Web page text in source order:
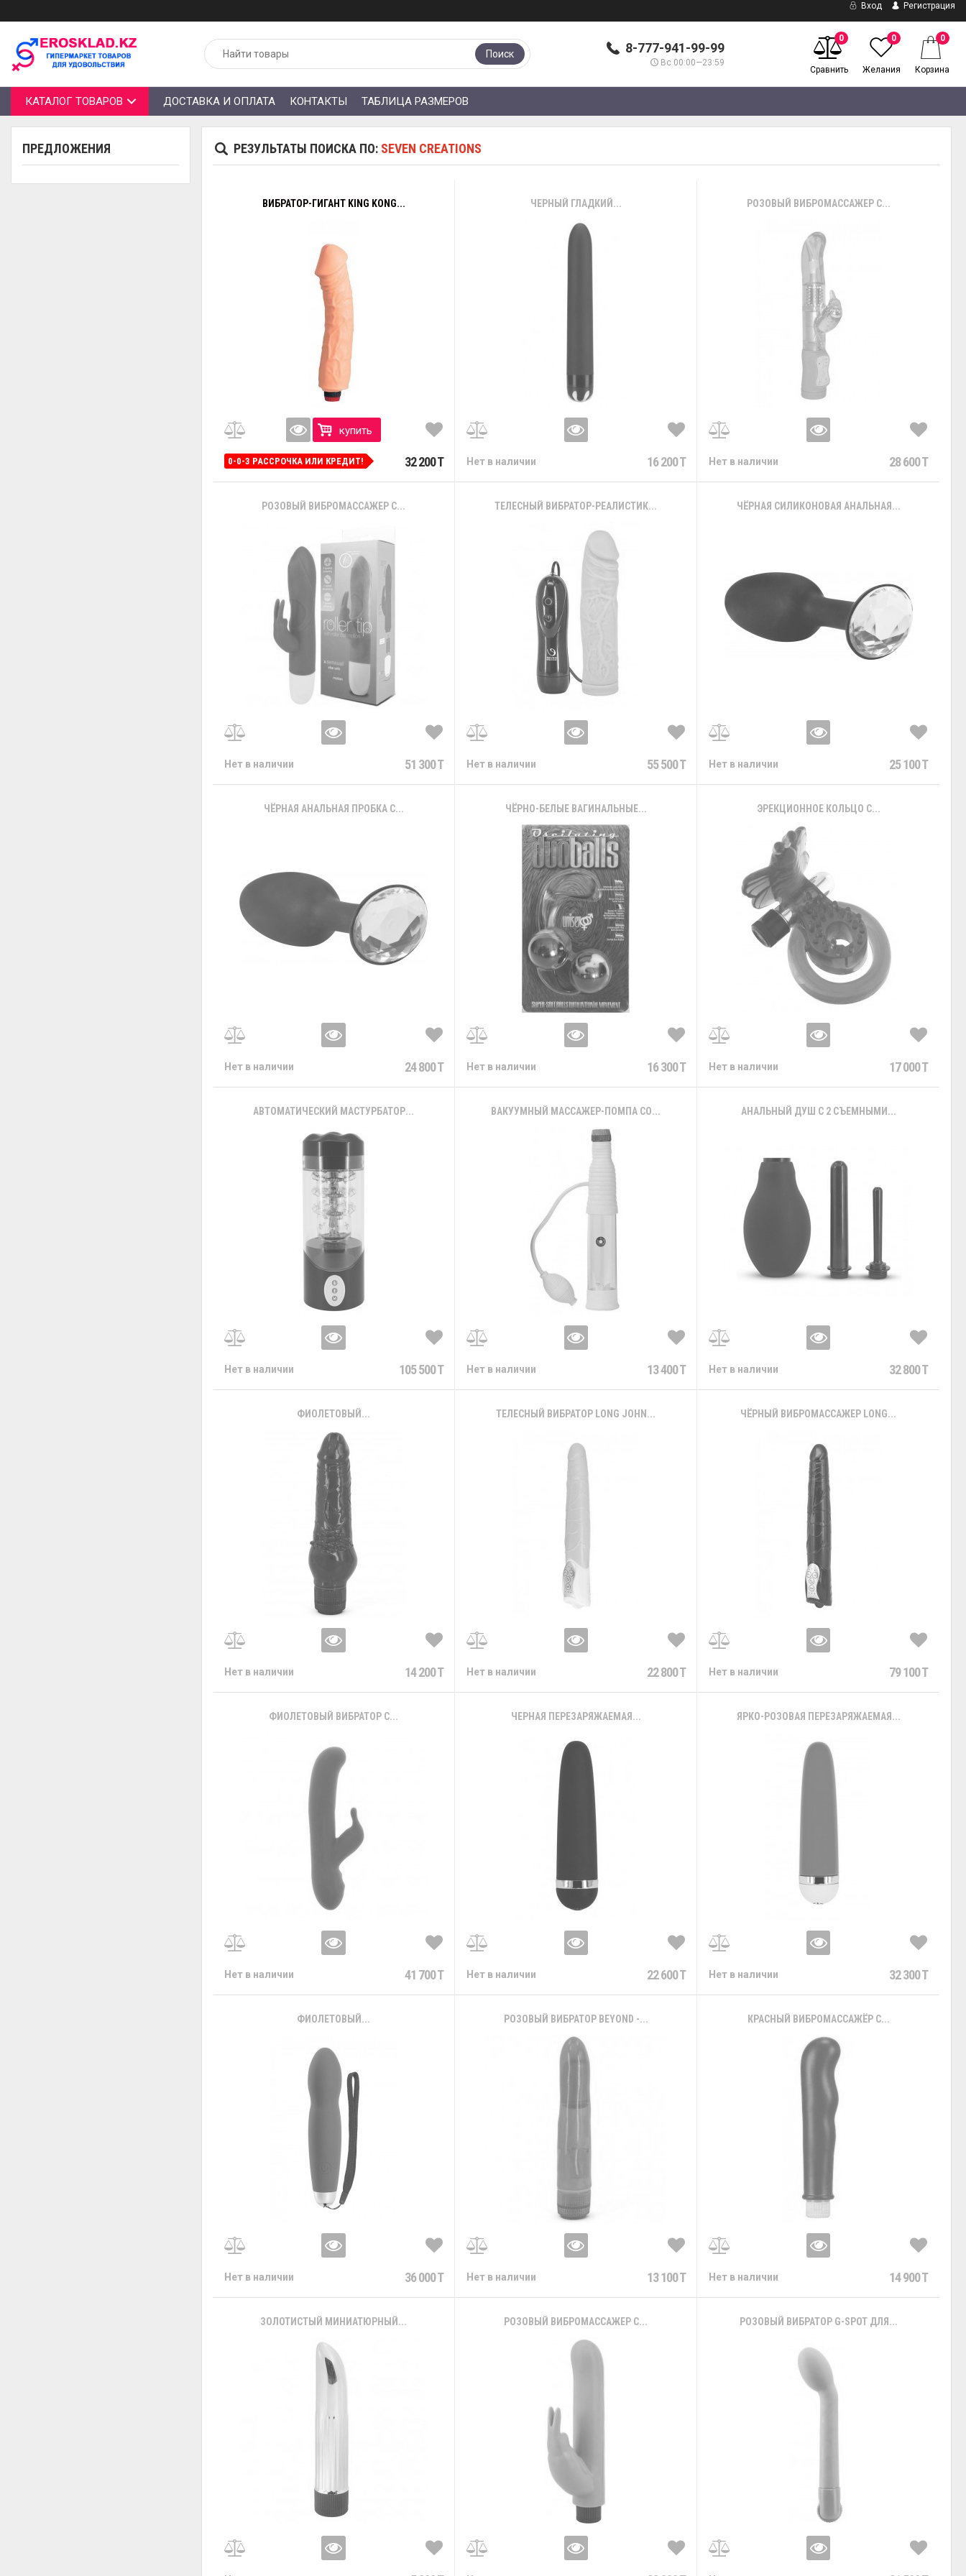
Вход Регистрация
8-777-941-99-99
Вс 00:00—23:59
Поиск
0
Сравнить
0
Желания
0
Корзина
КАТАЛОГ ТОВАРОВ ДОСТАВКА И ОПЛАТА КОНТАКТЫ ТАБЛИЦА РАЗМЕРОВ
ПРЕДЛОЖЕНИЯ РЕЗУЛЬТАТЫ ПОИСКА ПО: SEVEN CREATIONS
ВИБРАТОР-ГИГАНТ KING KONG...
купить
0-0-3 РАССРОЧКА ИЛИ КРЕДИТ! 32 200 T
ЧЕРНЫЙ ГЛАДКИЙ...
Нет в наличии 16 200 T
РОЗОВЫЙ ВИБРОМАССАЖЕР С...
Нет в наличии 28 600 T
РОЗОВЫЙ ВИБРОМАССАЖЕР С...
Нет в наличии 51 300 T
ТЕЛЕСНЫЙ ВИБРАТОР-РЕАЛИСТИК...
Нет в наличии 55 500 T
ЧЁРНАЯ СИЛИКОНОВАЯ АНАЛЬНАЯ...
Нет в наличии 25 100 T
ЧЁРНАЯ АНАЛЬНАЯ ПРОБКА С...
Нет в наличии 24 800 T
ЧЁРНО-БЕЛЫЕ ВАГИНАЛЬНЫЕ...
Нет в наличии 16 300 T
ЭРЕКЦИОННОЕ КОЛЬЦО С...
Нет в наличии 17 000 T
АВТОМАТИЧЕСКИЙ МАСТУРБАТОР...
Нет в наличии 105 500 T
ВАКУУМНЫЙ МАССАЖЕР-ПОМПА СО...
Нет в наличии 13 400 T
АНАЛЬНЫЙ ДУШ С 2 СЪЕМНЫМИ...
Нет в наличии 32 800 T
ФИОЛЕТОВЫЙ...
Нет в наличии 14 200 T
ТЕЛЕСНЫЙ ВИБРАТОР LONG JOHN...
Нет в наличии 22 800 T
ЧЁРНЫЙ ВИБРОМАССАЖЕР LONG...
Нет в наличии 79 100 T
ФИОЛЕТОВЫЙ ВИБРАТОР С...
Нет в наличии 41 700 T
ЧЕРНАЯ ПЕРЕЗАРЯЖАЕМАЯ...
Нет в наличии 22 600 T
ЯРКО-РОЗОВАЯ ПЕРЕЗАРЯЖАЕМАЯ...
Нет в наличии 32 300 T
ФИОЛЕТОВЫЙ...
Нет в наличии 36 000 T
РОЗОВЫЙ ВИБРАТОР BEYOND -...
Нет в наличии 13 100 T
КРАСНЫЙ ВИБРОМАССАЖЁР С...
Нет в наличии 14 900 T
ЗОЛОТИСТЫЙ МИНИАТЮРНЫЙ... РОЗОВЫЙ ВИБРОМАССАЖЕР С... РОЗОВЫЙ ВИБРАТОР G-SPOT ДЛЯ...